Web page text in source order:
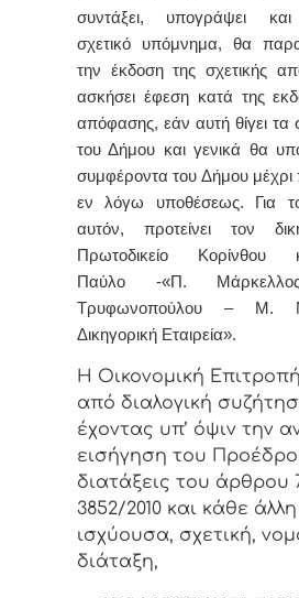
συντάξει, υπογράψει και
σχετικό υπόμνημα, θα
την έκδοση της σχετικής
ασκήσει έφεση κατά της
απόφασης, εάν αυτή θίγει τα
του Δήμου και γενικά θα
συμφέροντα του Δήμου μέχρι
εν λόγω υποθέσεως. Για
αυτόν, προτείνει τον
Πρωτοδικείο Κορίνθου
Παύλο -«Π.
Τρυφωνοπούλου – Μ.
Δικηγορική Εταιρεία».
Η Οικονομική
από διαλογική
έχοντας υπ’ όψιν την
εισήγηση του
διατάξεις του άρθρου
3852/2010 και κάθε άλλη
ισχύουσα, σχετική,
διάταξη,